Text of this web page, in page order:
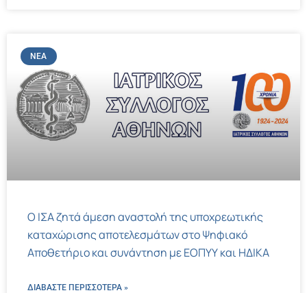
ΝΈΑ
Ο ΙΣΑ ζητά άμεση αναστολή της υποχρεωτικής
καταχώρισης αποτελεσμάτων στο Ψηφιακό
Αποθετήριο και συνάντηση με ΕΟΠΥΥ και ΗΔΙΚΑ
ΔΙΑΒΑΣΤΕ ΠΕΡΙΣΣΌΤΕΡΑ »